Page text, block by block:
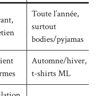
Toute l’année,
surtout
bodies/pyjamas
Automne/hiver,
t-shirts ML